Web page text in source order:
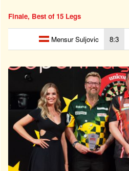
Finale, Best of 15 Legs
Mensur Suljovic 8:3